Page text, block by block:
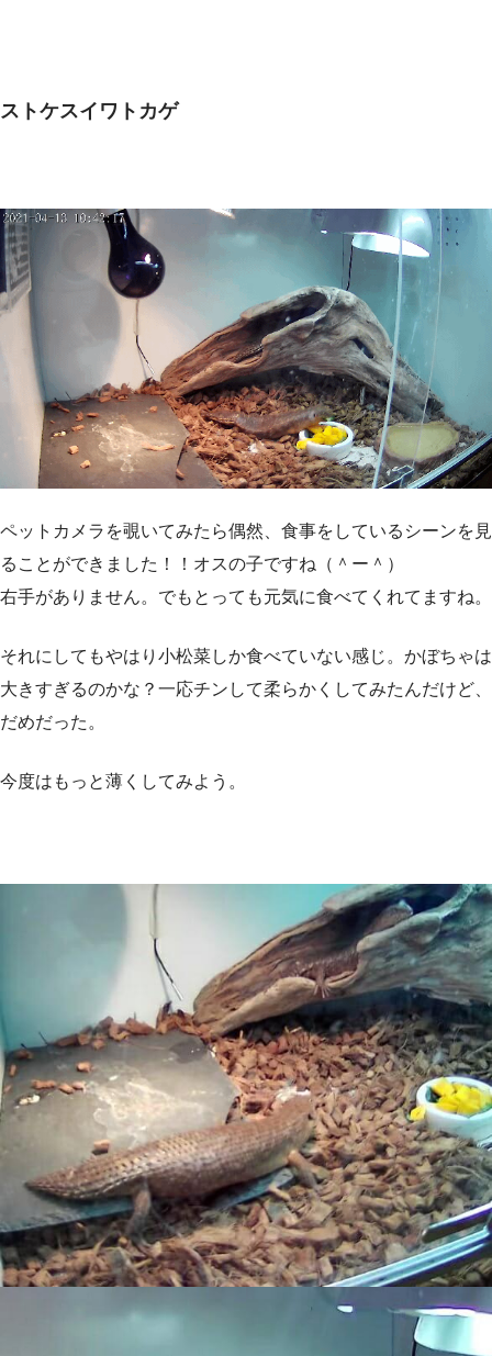
ストケスイワトカゲ
ペットカメラを覗いてみたら偶然、食事をしているシーンを見
ることができました！！オスの子ですね（＾ー＾）
右手がありません。でもとっても元気に食べてくれてますね。
それにしてもやはり小松菜しか食べていない感じ。かぼちゃは
大きすぎるのかな？一応チンして柔らかくしてみたんだけど、
だめだった。
今度はもっと薄くしてみよう。